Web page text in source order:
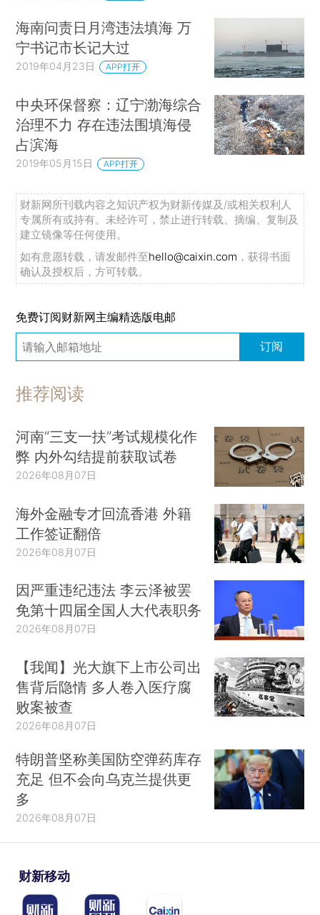
海南问责日月湾违法填海 万
宁书记市长记大过
2019年04月23日 APP打开
中央环保督察：辽宁渤海综合
治理不力 存在违法围填海侵
占滨海
2019年05月15日 APP打开
财新网所刊载内容之知识产权为财新传媒及/或相关权利人
专属所有或持有。未经许可，禁止进行转载、摘编、复制及
建立镜像等任何使用。
如有意愿转载，请发邮件至hello@caixin.com ，获得书面
确认及授权后，方可转载。
免费订阅财新网主编精选版电邮
订阅
推荐阅读
河南“三支一扶”考试规模化作
弊 内外勾结提前获取试卷
2026年08月07日
海外金融专才回流香港 外籍
工作签证翻倍
2026年08月07日
因严重违纪违法 李云泽被罢
免第十四届全国人大代表职务
2026年08月07日
【我闻】光大旗下上市公司出
售背后隐情 多人卷入医疗腐
败案被查
2026年08月07日
特朗普坚称美国防空弹药库存
充足 但不会向乌克兰提供更
多
2026年08月07日
财新移动